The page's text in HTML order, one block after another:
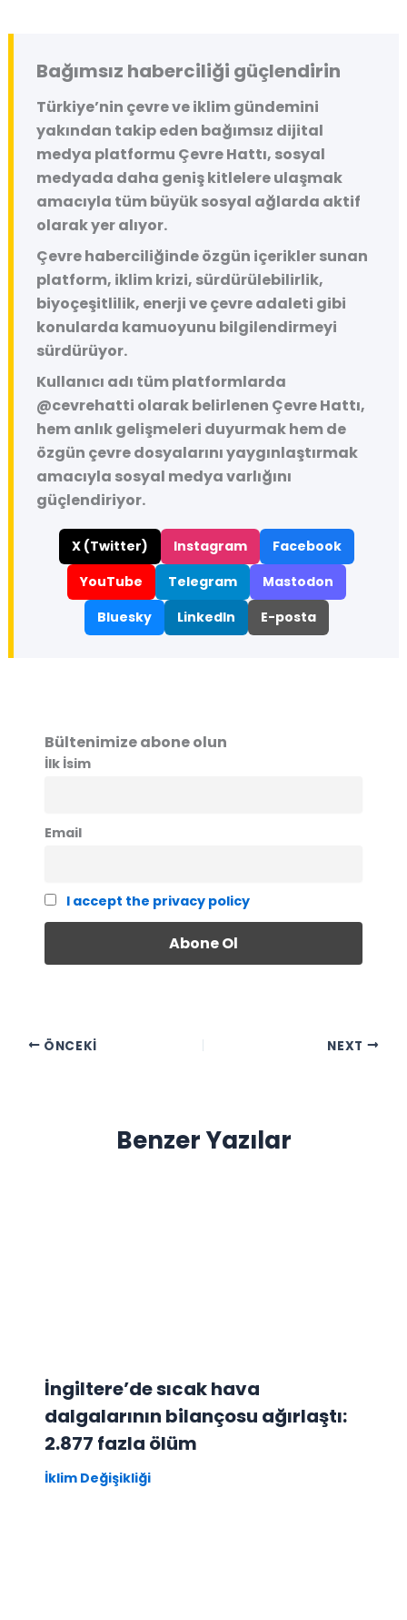
Bağımsız haberciliği güçlendirin
Türkiye’nin çevre ve iklim gündemini
yakından takip eden bağımsız dijital
medya platformu Çevre Hattı, sosyal
medyada daha geniş kitlelere ulaşmak
amacıyla tüm büyük sosyal ağlarda aktif
olarak yer alıyor.
Çevre haberciliğinde özgün içerikler sunan
platform, iklim krizi, sürdürülebilirlik,
biyoçeşitlilik, enerji ve çevre adaleti gibi
konularda kamuoyunu bilgilendirmeyi
sürdürüyor.
Kullanıcı adı tüm platformlarda
@cevrehatti olarak belirlenen Çevre Hattı,
hem anlık gelişmeleri duyurmak hem de
özgün çevre dosyalarını yaygınlaştırmak
amacıyla sosyal medya varlığını
güçlendiriyor.
X (Twitter) Instagram
Facebook
YouTube
Telegram
Mastodon
Bluesky
LinkedIn E-posta
Bültenimize abone olun
İlk İsim
Email
I accept the privacy policy
ÖNCEKI NEXT
Benzer Yazılar
İngiltere’de sıcak hava
dalgalarının bilançosu ağırlaştı:
2.877 fazla ölüm
İklim Değişikliği